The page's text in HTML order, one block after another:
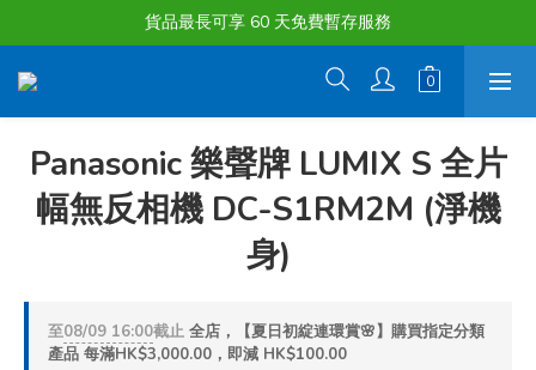
購物滿淨值HK $1500或以上 , 即可享一次免費標準送貨服務。
貨品最長可享 60 天免費暫存服務
購物滿淨值HK $1500或以上 , 即可享一次免費標準送貨服務。
Panasonic 樂聲牌 LUMIX S 全片
幅無反相機 DC-S1RM2M (淨機
身)
至08/09 16:00截止 全店，【夏日初綻連環賞🌸】購買指定分類
產品 每滿HK$3,000.00，即減 HK$100.00